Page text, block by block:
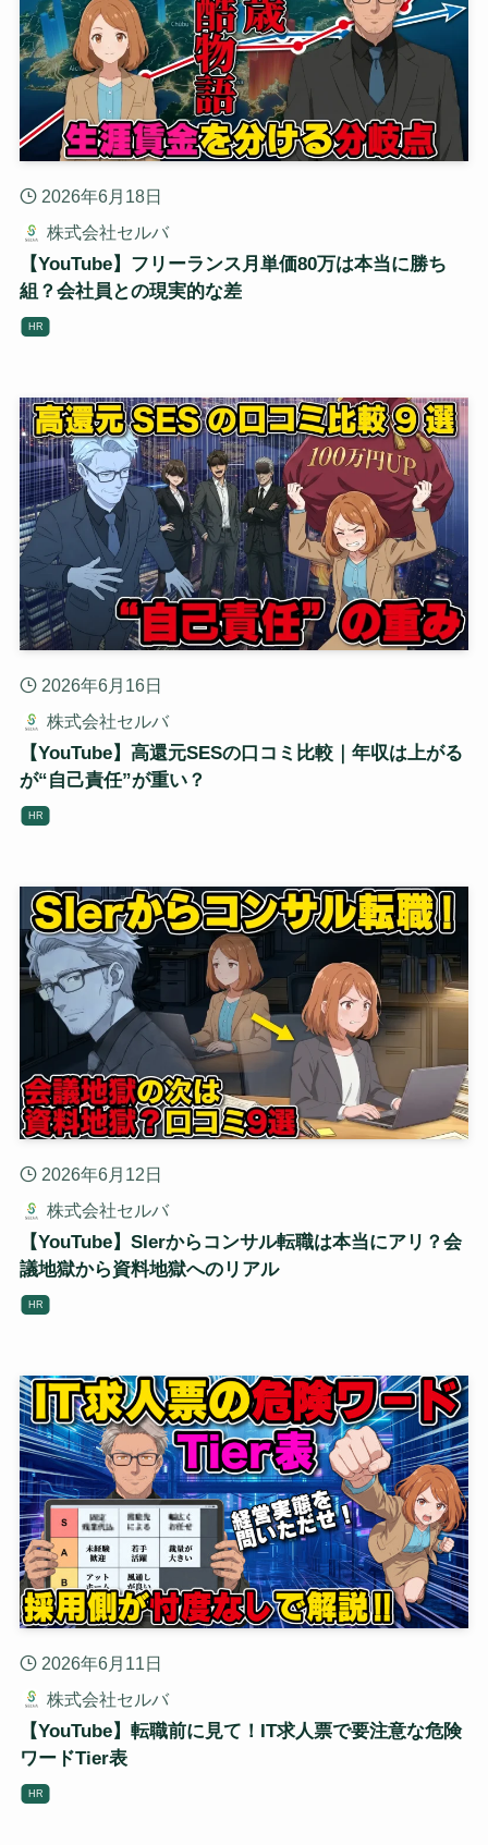
2026年6月18日
株式会社セルバ
【YouTube】フリーランス月単価80万は本当に勝ち
組？会社員との現実的な差
HR
2026年6月16日
株式会社セルバ
【YouTube】高還元SESの口コミ比較｜年収は上がる
が“自己責任”が重い？
HR
2026年6月12日
株式会社セルバ
【YouTube】SIerからコンサル転職は本当にアリ？会
議地獄から資料地獄へのリアル
HR
2026年6月11日
株式会社セルバ
【YouTube】転職前に見て！IT求人票で要注意な危険
ワードTier表
HR